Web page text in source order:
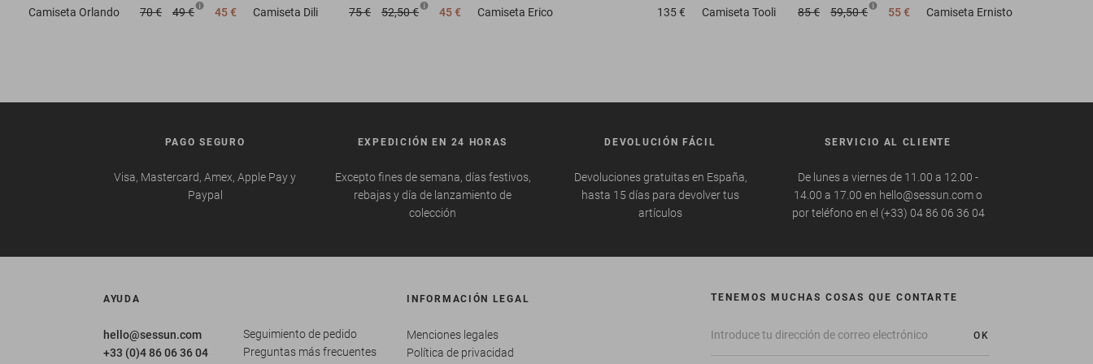
Camiseta Orlando 70 € 49 € 45 € Camiseta Dili 75 € 52,50 € 45 € Camiseta Erico 135 € Camiseta Tooli 85 € 59,50 € 55 € Camiseta Ernisto
PAGO SEGURO
Visa, Mastercard, Amex, Apple Pay y
Paypal
EXPEDICIÓN EN 24 HORAS
Excepto fines de semana, días festivos,
rebajas y día de lanzamiento de
colección
DEVOLUCIÓN FÁCIL
Devoluciones gratuitas en España,
hasta 15 días para devolver tus
artículos
SERVICIO AL CLIENTE
De lunes a viernes de 11.00 a 12.00 -
14.00 a 17.00 en hello@sessun.com o
por teléfono en el (+33) 04 86 06 36 04
AYUDA
hello@sessun.com
+33 (0)4 86 06 36 04
Seguimiento de pedido
Preguntas más frecuentes
INFORMACIÓN LEGAL
Menciones legales
Política de privacidad
TENEMOS MUCHAS COSAS QUE CONTARTE
OK